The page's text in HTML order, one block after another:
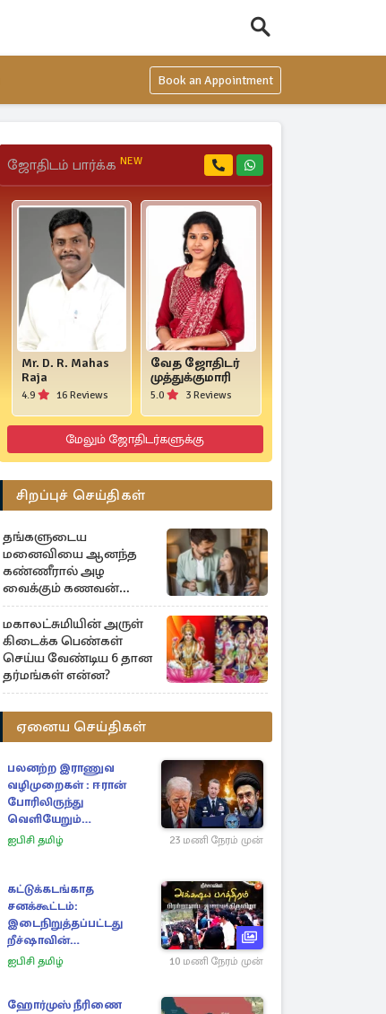
Book an Appointment
ஜோதிடம் பார்க்க NEW
Mr. D. R. Mahas
Raja
4.9 16 Reviews
வேத ஜோதிடர்
முத்துக்குமாரி
5.0 3 Reviews
மேலும் ஜோதிடர்களுக்கு
சிறப்புச் செய்திகள்
தங்களுடைய
மனைவியை ஆனந்த
கண்ணீரால் அழ
வைக்கும் கணவன்
ராசிகள்
மகாலட்சுமியின் அருள்
கிடைக்க பெண்கள்
செய்ய வேண்டிய 6 தான
தர்மங்கள் என்ன?
ஏனைய செய்திகள்
பலனற்ற இராணுவ
வழிமுறைகள் : ஈரான்
போரிலிருந்து
வெளியேறும்
வழியைத்தேடும்
ஐபிசி தமிழ் 23 மணி நேரம் முன்
கட்டுக்கடங்காத
சனக்கூட்டம்:
இடைநிறுத்தப்பட்டது
றீச்ஷாவின்
உணவுத்திருவிழா!
ஐபிசி தமிழ் 10 மணி நேரம் முன்
ஹோர்முஸ் நீரிணை